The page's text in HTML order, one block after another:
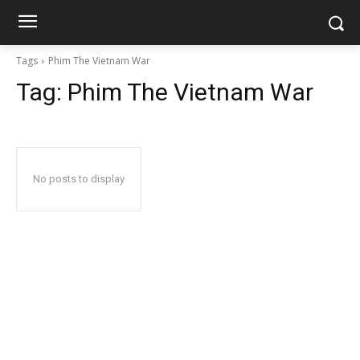
Tags Phim The Vietnam War
Tag: Phim The Vietnam War
No posts to display